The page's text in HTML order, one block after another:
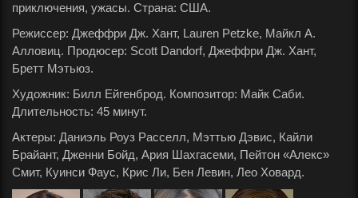
приключения, ужасы. Страна: США.
Режиссер: Джеффри Дж. Хант, Lauren Petzke, Майкл А.
Алловиц. Продюсер: Scott Dandorf, Джеффри Дж. Хант,
Бретт Мэтьюз.
Художник: Билл Ейгенброд. Композитор: Майк Саби.
Длительность: 45 минут.
Актеры: Даниэль Роуз Расселл, Мэттью Дэвис, Кайли
Брайант, Дженни Бойд, Ария Шахгасеми, Пейтон «Алекс»
Смит, Куинси Фаус, Крис Ли, Бен Левин, Лео Ховард.